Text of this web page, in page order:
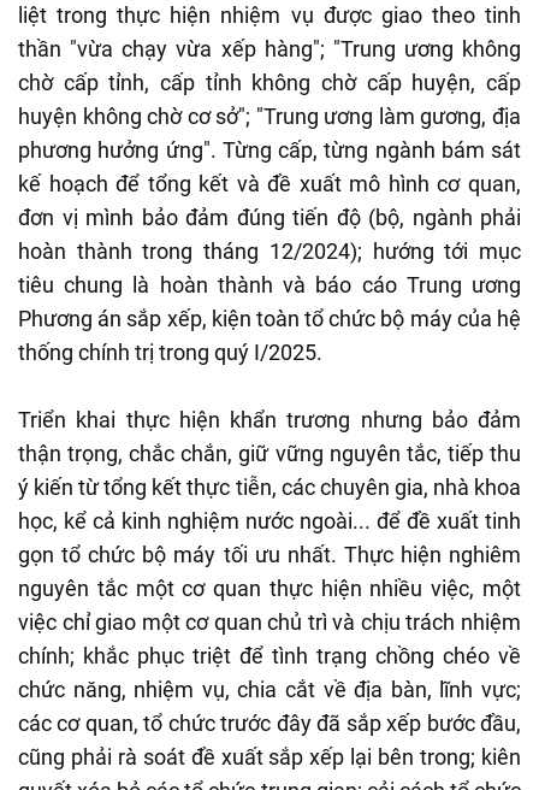
liệt trong thực hiện nhiệm vụ được giao theo tinh
thần "vừa chạy vừa xếp hàng"; "Trung ương không
chờ cấp tỉnh, cấp tỉnh không chờ cấp huyện, cấp
huyện không chờ cơ sở"; "Trung ương làm gương, địa
phương hưởng ứng". Từng cấp, từng ngành bám sát
kế hoạch để tổng kết và đề xuất mô hình cơ quan,
đơn vị mình bảo đảm đúng tiến độ (bộ, ngành phải
hoàn thành trong tháng 12/2024); hướng tới mục
tiêu chung là hoàn thành và báo cáo Trung ương
Phương án sắp xếp, kiện toàn tổ chức bộ máy của hệ
thống chính trị trong quý I/2025.
Triển khai thực hiện khẩn trương nhưng bảo đảm
thận trọng, chắc chắn, giữ vững nguyên tắc, tiếp thu
ý kiến từ tổng kết thực tiễn, các chuyên gia, nhà khoa
học, kể cả kinh nghiệm nước ngoài... để đề xuất tinh
gọn tổ chức bộ máy tối ưu nhất. Thực hiện nghiêm
nguyên tắc một cơ quan thực hiện nhiều việc, một
việc chỉ giao một cơ quan chủ trì và chịu trách nhiệm
chính; khắc phục triệt để tình trạng chồng chéo về
chức năng, nhiệm vụ, chia cắt về địa bàn, lĩnh vực;
các cơ quan, tổ chức trước đây đã sắp xếp bước đầu,
cũng phải rà soát đề xuất sắp xếp lại bên trong; kiên